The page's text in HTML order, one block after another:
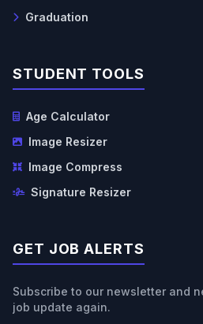
Graduation
STUDENT TOOLS
Age Calculator
Image Resizer
Image Compress
Signature Resizer
GET JOB ALERTS
Subscribe to our newsletter and
job update again.